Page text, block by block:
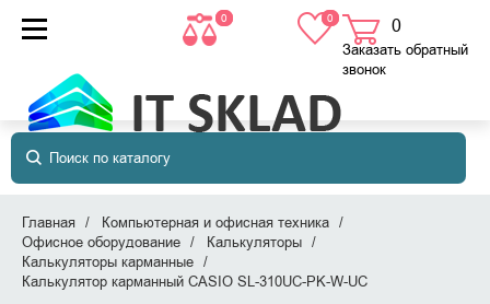
0 0 0
в корзине
Заказать обратный
звонок
Главная
Компьютерная и офисная техника
Офисное оборудование
Калькуляторы
Калькуляторы карманные
Калькулятор карманный CASIO SL-310UC-PK-W-UC